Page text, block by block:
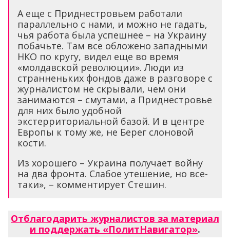
А еще с Приднестровьем работали
параллельно с нами, и можно не гадать,
чья работа была успешнее – на Украину
побачьте. Там все обложено западными
НКО по кругу, видел еще во время
«молдавской революции». Люди из
странненьких фондов даже в разговоре с
журналистом не скрывали, чем они
занимаются – смутами, а Приднестровье
для них было удобной
экстерриториальной базой. И в центре
Европы к тому же, не Берег слоновой
кости.
Из хорошего – Украина получает войну
на два фронта. Слабое утешение, но все-
таки», – комментирует Стешин.
Отблагодарить журналистов за материал
и поддержать «ПолитНавигатор».